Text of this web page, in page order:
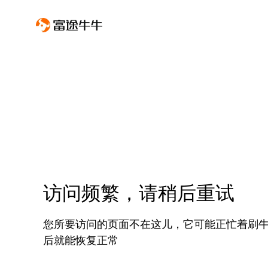
访问频繁，请稍后重试
您所要访问的页面不在这儿，它可能正忙着刷
后就能恢复正常